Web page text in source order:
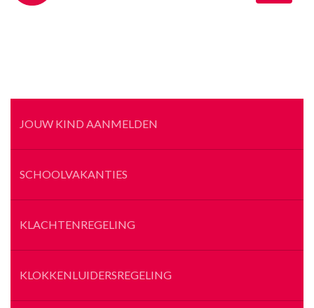
JOUW KIND AANMELDEN
SCHOOLVAKANTIES
KLACHTENREGELING
KLOKKENLUIDERSREGELING